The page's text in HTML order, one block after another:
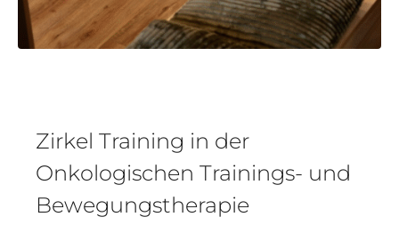
Zirkel Training in der
Onkologischen Trainings- und
Bewegungstherapie